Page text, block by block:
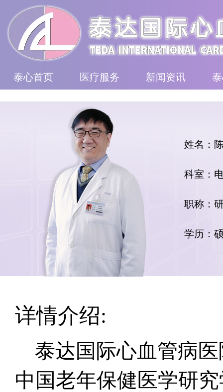
泰心首页 医疗服务 新闻资讯
姓名：
科室：
职称：
学历：
详情介绍:
泰达国际心血管病
中国老年保健医学研